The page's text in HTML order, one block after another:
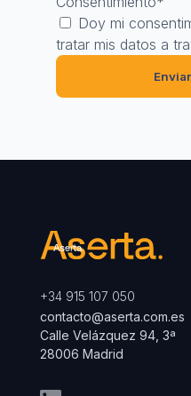
Doy mi
tratar mis datos a
+34 915 107 050
contacto@aserta.com.es
Calle Velázquez 94, 3ª
28006 Madrid